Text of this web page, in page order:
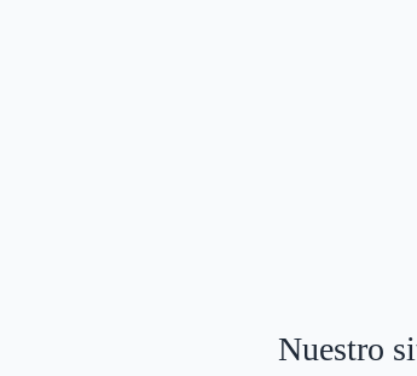
Nuestro